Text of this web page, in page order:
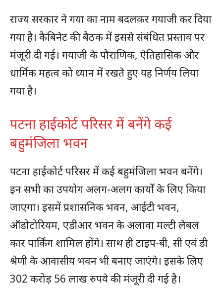
राज्य सरकार ने गया का नाम बदलकर गयाजी कर दिया
गया है। कैबिनेट की बैठक में इससे संबंधित प्रस्ताव पर
मंजूरी दी गई। गयाजी के पौराणिक, ऐतिहासिक और
धार्मिक महत्व को ध्यान में रखते हुए यह निर्णय लिया
गया है।
पटना हाईकोर्ट परिसर में बनेंगे कई
बहुमंजिला भवन
पटना हाईकोर्ट परिसर में कई बहुमंजिला भवन बनेंगे।
इन सभी का उपयोग अलग-अलग कार्यों के लिए किया
जाएगा। इसमें प्रशासनिक भवन, आईटी भवन,
ऑडोटोरियम, एडीआर भवन के अलावा मल्टी लेबल
कार पार्किंग शामिल होंगे। साथ ही टाइप-बी, सी एवं डी
श्रेणी के आवासीय भवन भी बनाए जाएंगे। इसके लिए
302 करोड़ 56 लाख रुपये की मंजूरी दी गई है।